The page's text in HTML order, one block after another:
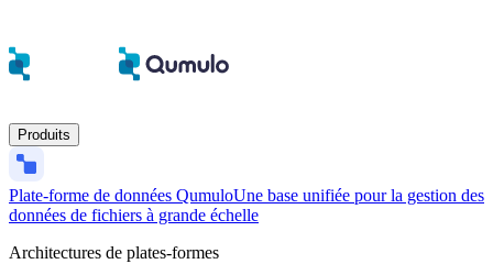
Produits
Plate-forme de données QumuloUne base unifiée pour la gestion des
données de fichiers à grande échelle
Architectures de plates-formes